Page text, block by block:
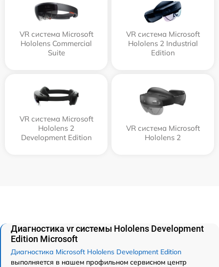
VR система Microsoft
Hololens Commercial
Suite
VR система Microsoft
Hololens 2 Industrial
Edition
VR система Microsoft
Hololens 2
Development Edition
VR система Microsoft
Hololens 2
Диагностика vr системы Hololens Development
Edition Microsoft
Диагностика Microsoft Hololens Development Edition
выполняется в нашем профильном сервисном центр